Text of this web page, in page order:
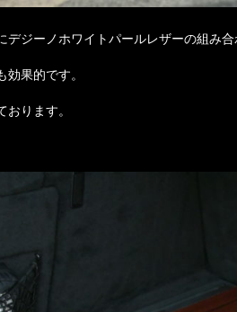
デジーノホワイトパールレザーの組み合
果的です。
ります。